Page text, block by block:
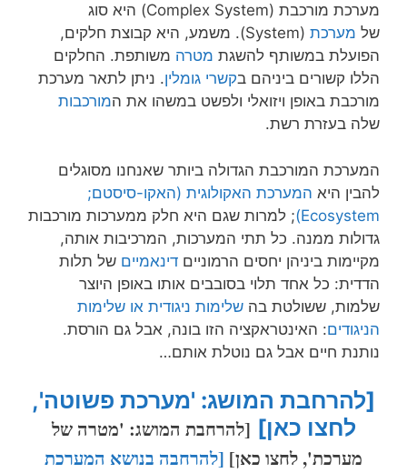
מערכת מורכבת (Complex System) היא סוג
של מערכת
(System). משמע, היא קבוצת חלקים,
הפועלת במשותף להשגת מטרה משותפת. החלקים
הללו קשורים ביניהם בקשרי גומלין. ניתן לתאר מערכת
מורכבת באופן ויזואלי ולפשט במשהו את המורכבות
שלה בעזרת רשת.
המערכת המורכבת הגדולה ביותר שאנחנו מסוגלים
להבין היא המערכת האקולוגית (האקו-סיסטם;
Ecosystem) ; למרות שגם היא חלק ממערכות מורכבות
גדולות ממנה. כל תתי המערכות, המרכיבות אותה,
מקיימות ביניהן יחסים הרמוניים דינאמיים של תלות
הדדית: כל אחד תלוי בסובבים אותו באופן היוצר
שלמות, ששולטת בה שלימות ניגודית או שלימות
הניגודים: האינטראקציה הזו בונה, אבל גם הורסת.
נותנת חיים אבל גם נוטלת אותם…
[להרחבת המושג: 'מערכת פשוטה',
לחצו כאן] [להרחבת המושג: 'מטרה של
מערכת', לחצו כאן] [להרחבה בנושא המערכת